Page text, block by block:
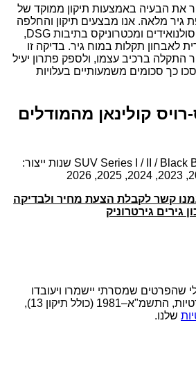
את הבעיה באמצעות תיקון ממוקד של
גיר מלאה. אנו מבצעים תיקון והחלפה
של מוח גיר, מחשב גיר, סולנואידים ומכטרוניקס בתיבות DSG,
לאבחון תקלות במוח גיר. בדיקה זו
ברכיב עצמו, ולספק פתרון יעיל
כך סכומים משמעותיים בעלויות
רויס קולינאן מהמודלים
רולס-רויס קולינאן SUV Series I / II / Black Badge שנות ייצור:
קשר לקבלת הצעת מחיר ולבדיקה
גירים גירטרוניק
שהפרטים שמסרתי יישמרו ויעובדו
בהתאם לחוק הגנת הפרטיות, התשמ"א–1981 (כולל תיקון 13),
שלנו.